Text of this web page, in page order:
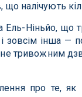
налічують
Ніньйо, що
інша —
тривожним
про те, як